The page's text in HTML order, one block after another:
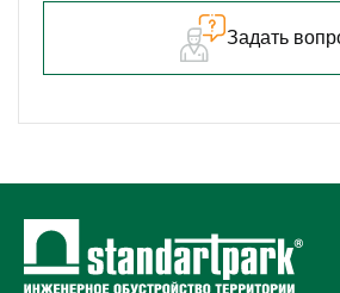
Задать